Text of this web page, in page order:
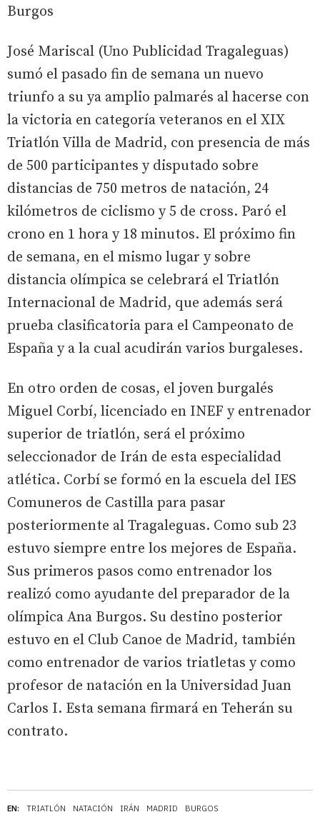
EN: TRIATLÓN NATACIÓN IRÁN MADRID BURGOS
Burgos
José Mariscal (Uno Publicidad Tragaleguas)
sumó el pasado fin de semana un nuevo
triunfo a su ya amplio palmarés al hacerse con
la victoria en categoría veteranos en el XIX
Triatlón Villa de Madrid, con presencia de más
de 500 participantes y disputado sobre
distancias de 750 metros de natación, 24
kilómetros de ciclismo y 5 de cross. Paró el
crono en 1 hora y 18 minutos. El próximo fin
de semana, en el mismo lugar y sobre
distancia olímpica se celebrará el Triatlón
Internacional de Madrid, que además será
prueba clasificatoria para el Campeonato de
España y a la cual acudirán varios burgaleses.
En otro orden de cosas, el joven burgalés
Miguel Corbí, licenciado en INEF y entrenador
superior de triatlón, será el próximo
seleccionador de Irán de esta especialidad
atlética. Corbí se formó en la escuela del IES
Comuneros de Castilla para pasar
posteriormente al Tragaleguas. Como sub 23
estuvo siempre entre los mejores de España.
Sus primeros pasos como entrenador los
realizó como ayudante del preparador de la
olímpica Ana Burgos. Su destino posterior
estuvo en el Club Canoe de Madrid, también
como entrenador de varios triatletas y como
profesor de natación en la Universidad Juan
Carlos I. Esta semana firmará en Teherán su
contrato.